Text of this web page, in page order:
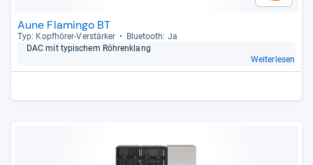
Aune Flamingo BT
Typ: Kopf­hö­rer-​Ver­stär­ker
Blue­tooth: Ja
DAC mit typi­schem Röh­ren­klang
Weiterlesen